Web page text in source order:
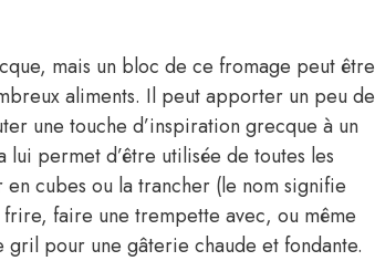
mais un bloc de ce fromage peut être
aliments. Il peut apporter un peu de
une touche d’inspiration grecque à un
permet d’être utilisée de toutes les
cubes ou la trancher (le nom signifie
faire une trempette avec, ou même
gril pour une gâterie chaude et fondante.